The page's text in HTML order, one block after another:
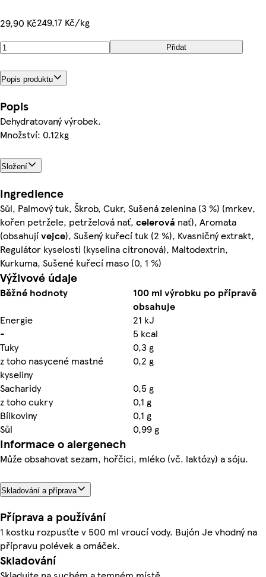
29,90 Kč249,17 Kč/kg
Přidat
Popis produktu
Popis
Dehydratovaný výrobek.
Množství: 0.12kg
Složení
Ingredience
Sůl, Palmový tuk, Škrob, Cukr, Sušená zelenina (3 %) (mrkev,
kořen petržele, petrželová nať, celerová nať), Aromata
(obsahujívejce), Sušený kuřecí tuk (2 %), Kvasničný extrakt,
Regulátor kyselosti (kyselina citronová), Maltodextrin,
Kurkuma, Sušené kuřecí maso (0, 1 %)
Výživové údaje
Běžné hodnoty
100 ml výrobku po přípravě
obsahuje
Energie
21 kJ
-
5 kcal
Tuky
0,3 g
z toho nasycené mastné
kyseliny
0,2 g
Sacharidy
0,5 g
z toho cukry
0,1 g
Bílkoviny
0,1 g
Sůl
0,99 g
Informace o alergenech
Může obsahovat sezam, hořčici, mléko (vč. laktózy) a sóju.
Skladování a příprava
Příprava a používání
1 kostku rozpusťte v 500 ml vroucí vody. Bujón Je vhodný na
přípravu polévek a omáček.
Skladování